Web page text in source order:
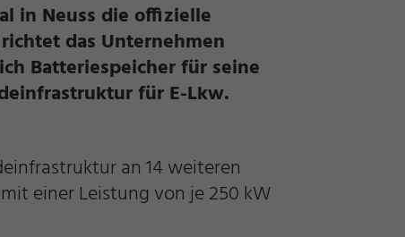
in Neuss die offizielle
das Unternehmen
Batteriespeicher für seine
für E-Lkw.
an 14 weiteren
einer Leistung von je 250 kW